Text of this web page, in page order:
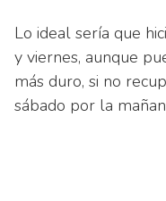
Lo ideal sería que
y viernes, aunque
más duro, si no
sábado por la